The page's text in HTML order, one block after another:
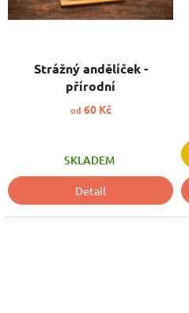
Strážný andělíček -
přírodní
od 60 Kč
SKLADEM
Detail